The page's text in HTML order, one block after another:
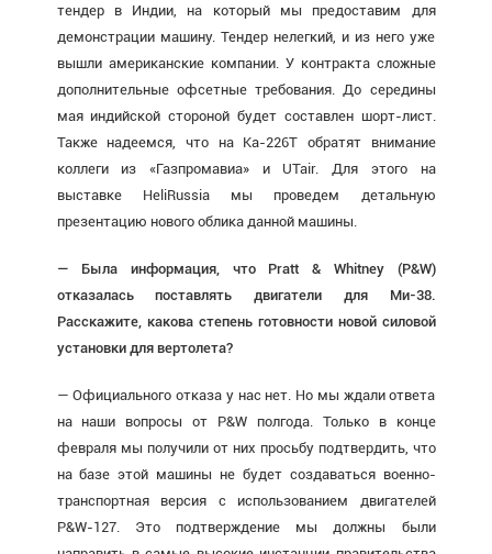
тендер в Индии, на который мы предоставим для
демонстрации машину. Тендер нелегкий, и из него уже
вышли американские компании. У контракта сложные
дополнительные офсетные требования. До середины
мая индийской стороной будет составлен шорт-лист.
Также надеемся, что на Ка-226Т обратят внимание
коллеги из «Газпромавиа» и UTair. Для этого на
выставке HeliRussia мы проведем детальную
презентацию нового облика данной машины.
— Была информация, что Pratt & Whitney (P&W)
отказалась поставлять двигатели для Ми-38.
Расскажите, какова степень готовности новой силовой
установки для вертолета?
— Официального отказа у нас нет. Но мы ждали ответа
на наши вопросы от P&W полгода. Только в конце
февраля мы получили от них просьбу подтвердить, что
на базе этой машины не будет создаваться военно-
транспортная версия с использованием двигателей
P&W-127. Это подтверждение мы должны были